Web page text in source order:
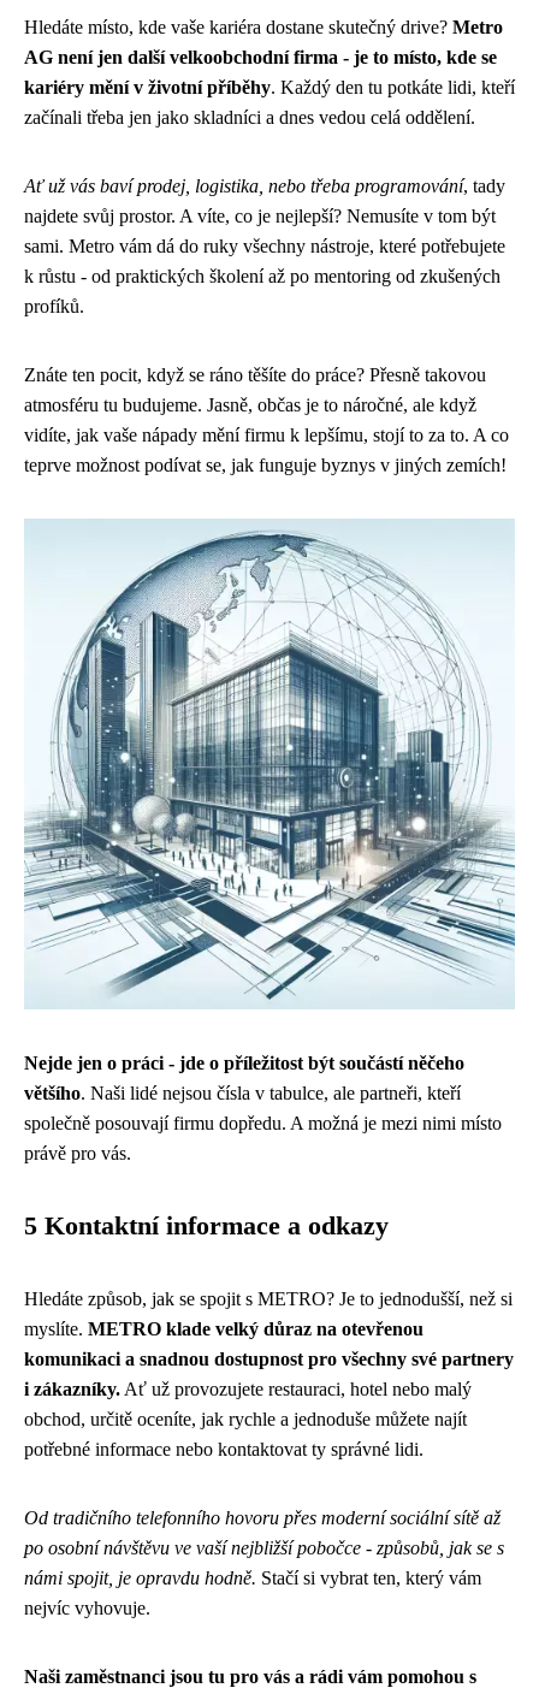
Hledáte místo, kde vaše kariéra dostane skutečný drive? Metro
AG není jen další velkoobchodní firma - je to místo, kde se
kariéry mění v životní příběhy. Každý den tu potkáte lidi, kteří
začínali třeba jen jako skladníci a dnes vedou celá oddělení.
Ať už vás baví prodej, logistika, nebo třeba programování, tady
najdete svůj prostor. A víte, co je nejlepší? Nemusíte v tom být
sami. Metro vám dá do ruky všechny nástroje, které potřebujete
k růstu - od praktických školení až po mentoring od zkušených
profíků.
Znáte ten pocit, když se ráno těšíte do práce? Přesně takovou
atmosféru tu budujeme. Jasně, občas je to náročné, ale když
vidíte, jak vaše nápady mění firmu k lepšímu, stojí to za to. A co
teprve možnost podívat se, jak funguje byznys v jiných zemích!
Nejde jen o práci - jde o příležitost být součástí něčeho
většího. Naši lidé nejsou čísla v tabulce, ale partneři, kteří
společně posouvají firmu dopředu. A možná je mezi nimi místo
právě pro vás.
5 Kontaktní informace a odkazy
Hledáte způsob, jak se spojit s METRO? Je to jednodušší, než si
myslíte. METRO klade velký důraz na otevřenou
komunikaci a snadnou dostupnost pro všechny své partnery
i zákazníky. Ať už provozujete restauraci, hotel nebo malý
obchod, určitě oceníte, jak rychle a jednoduše můžete najít
potřebné informace nebo kontaktovat ty správné lidi.
Od tradičního telefonního hovoru přes moderní sociální sítě až
po osobní návštěvu ve vaší nejbližší pobočce - způsobů, jak se s
námi spojit, je opravdu hodně. Stačí si vybrat ten, který vám
nejvíc vyhovuje.
Naši zaměstnanci jsou tu pro vás a rádi vám pomohou s